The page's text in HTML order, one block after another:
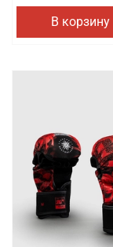
В корзину